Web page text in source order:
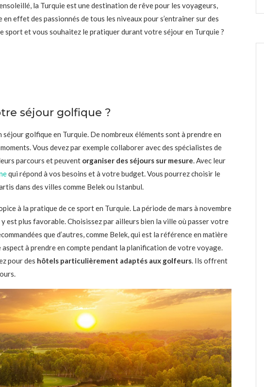
la Turquie est une destination de rêve pour les voyageurs,
effet des passionnés de tous les niveaux pour s’entraîner sur des
sport et vous souhaitez le pratiquer durant votre séjour en Turquie ?
séjour golfique ?
golfique en Turquie. De nombreux éléments sont à prendre en
Vous devez par exemple collaborer avec des spécialistes de
parcours et peuvent organiser des séjours sur mesure. Avec leur
qui répond à vos besoins et à votre budget. Vous pourrez choisir le
dans des villes comme Belek ou Istanbul.
à la pratique de ce sport en Turquie. La période de mars à novembre
est plus favorable. Choisissez par ailleurs bien la ville où passer votre
que d’autres, comme Belek, qui est la référence en matière
aspect à prendre en compte pendant la planification de votre voyage.
pour des hôtels particulièrement adaptés aux golfeurs. Ils offrent